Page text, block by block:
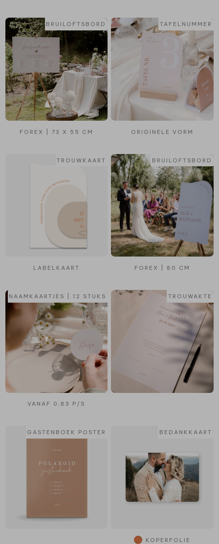
BRUILOFTSBORD
FOREX | 73 X 55 CM
TAFELNUMMER
ORIGINELE VORM
TROUWKAART
LABELKAART
BRUILOFTSBORD
FOREX | 80 CM
NAAMKAARTJES | 12 STUKS
VANAF 0,83 P/S
TROUWAKTE
GASTENBOEK POSTER BEDANKKAART
KOPERFOLIE